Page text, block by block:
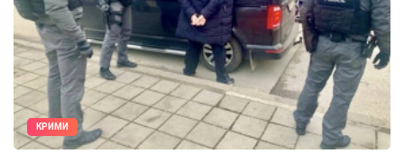
КРИМИ